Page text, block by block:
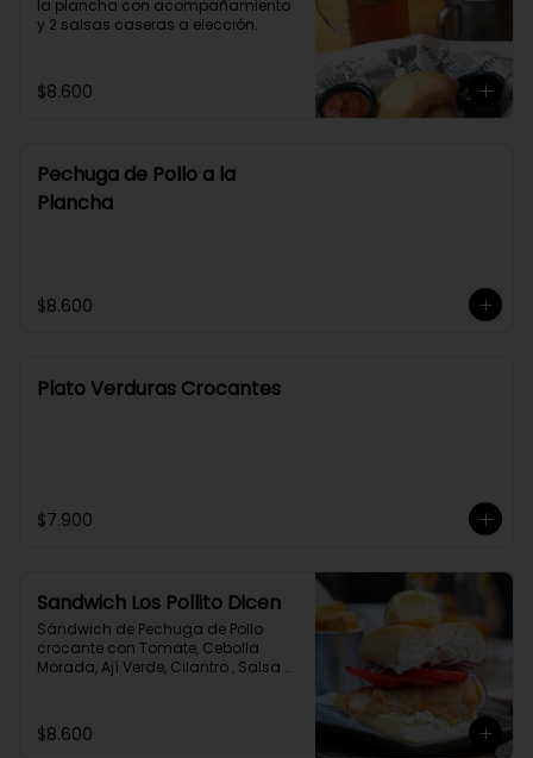
la plancha con acompañamiento
y 2 salsas caseras a elección.
$8.600
Pechuga de Pollo a la
Plancha
$8.600
Plato Verduras Crocantes
$7.900
Sandwich Los Pollito Dicen
Sándwich de Pechuga de Pollo
crocante con Tomate, Cebolla
Morada, Ají Verde, Cilantro , Salsa
Papas Fritas caseras y salsa
adicional de Alioli Albahaca.
$8.600